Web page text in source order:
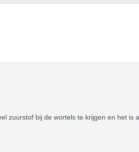
zuurstof bij de wortels te krijgen en het is